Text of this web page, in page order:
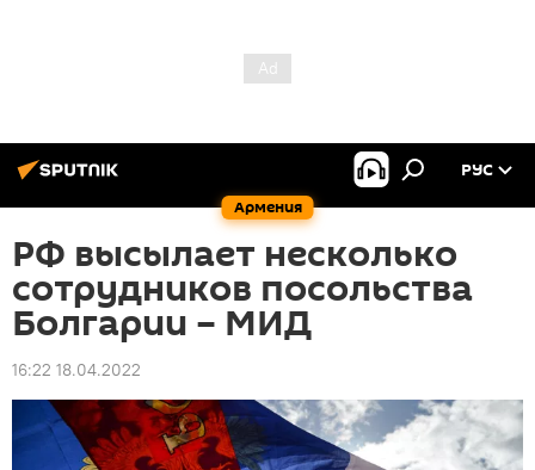
Армения
РУС
РФ высылает несколько
сотрудников посольства
Болгарии – МИД
16:22 18.04.2022